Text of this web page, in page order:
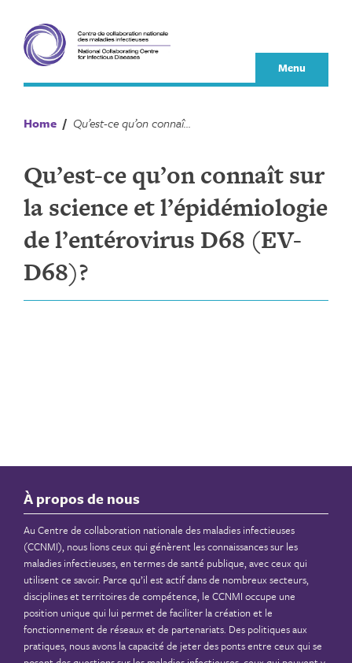
content
Menu
Home / Qu’est-ce qu’on connaît sur la science et l’épidémiologie de l’entérovirus D68 (EV-D68)?
Qu’est-ce qu’on connaît sur
la science et l’épidémiologie
de l’entérovirus D68 (EV-
D68)?
À propos de nous
Au Centre de collaboration nationale des maladies infectieuses
(CCNMI), nous lions ceux qui génèrent les connaissances sur les
maladies infectieuses, en termes de santé publique, avec ceux qui
utilisent ce savoir. Parce qu’il est actif dans de nombreux secteurs,
disciplines et territoires de compétence, le CCNMI occupe une
position unique qui lui permet de faciliter la création et le
fonctionnement de réseaux et de partenariats. Des politiques aux
pratiques, nous avons la capacité de jeter des ponts entre ceux qui se